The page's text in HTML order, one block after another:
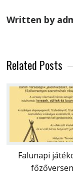
Written by
Related Posts
Falunapi